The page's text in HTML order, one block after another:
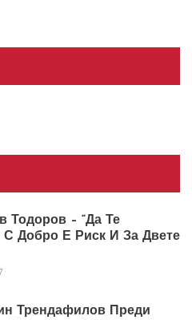
Тодоров – “Да Те
С Добро Е Риск И За Двете
Трендафилов Преди